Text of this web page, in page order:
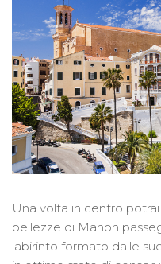
Una volta in centro
bellezze di Mahon
labirinto formato dalle